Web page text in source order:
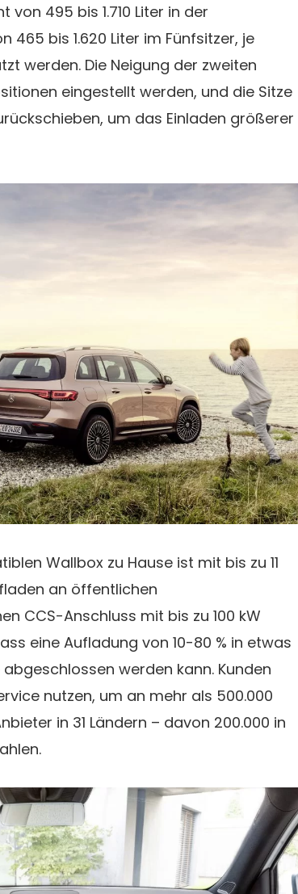
495 bis 1.710 Liter in der
465 bis 1.620 Liter im Fünfsitzer, je
werden. Die Neigung der zweiten
eingestellt werden, und die Sitze
um das Einladen größerer
Wallbox zu Hause ist mit bis zu 11
an öffentlichen
CCS-Anschluss mit bis zu 100 kW
eine Aufladung von 10-80 % in etwas
werden kann. Kunden
nutzen, um an mehr als 500.000
in 31 Ländern – davon 200.000 in